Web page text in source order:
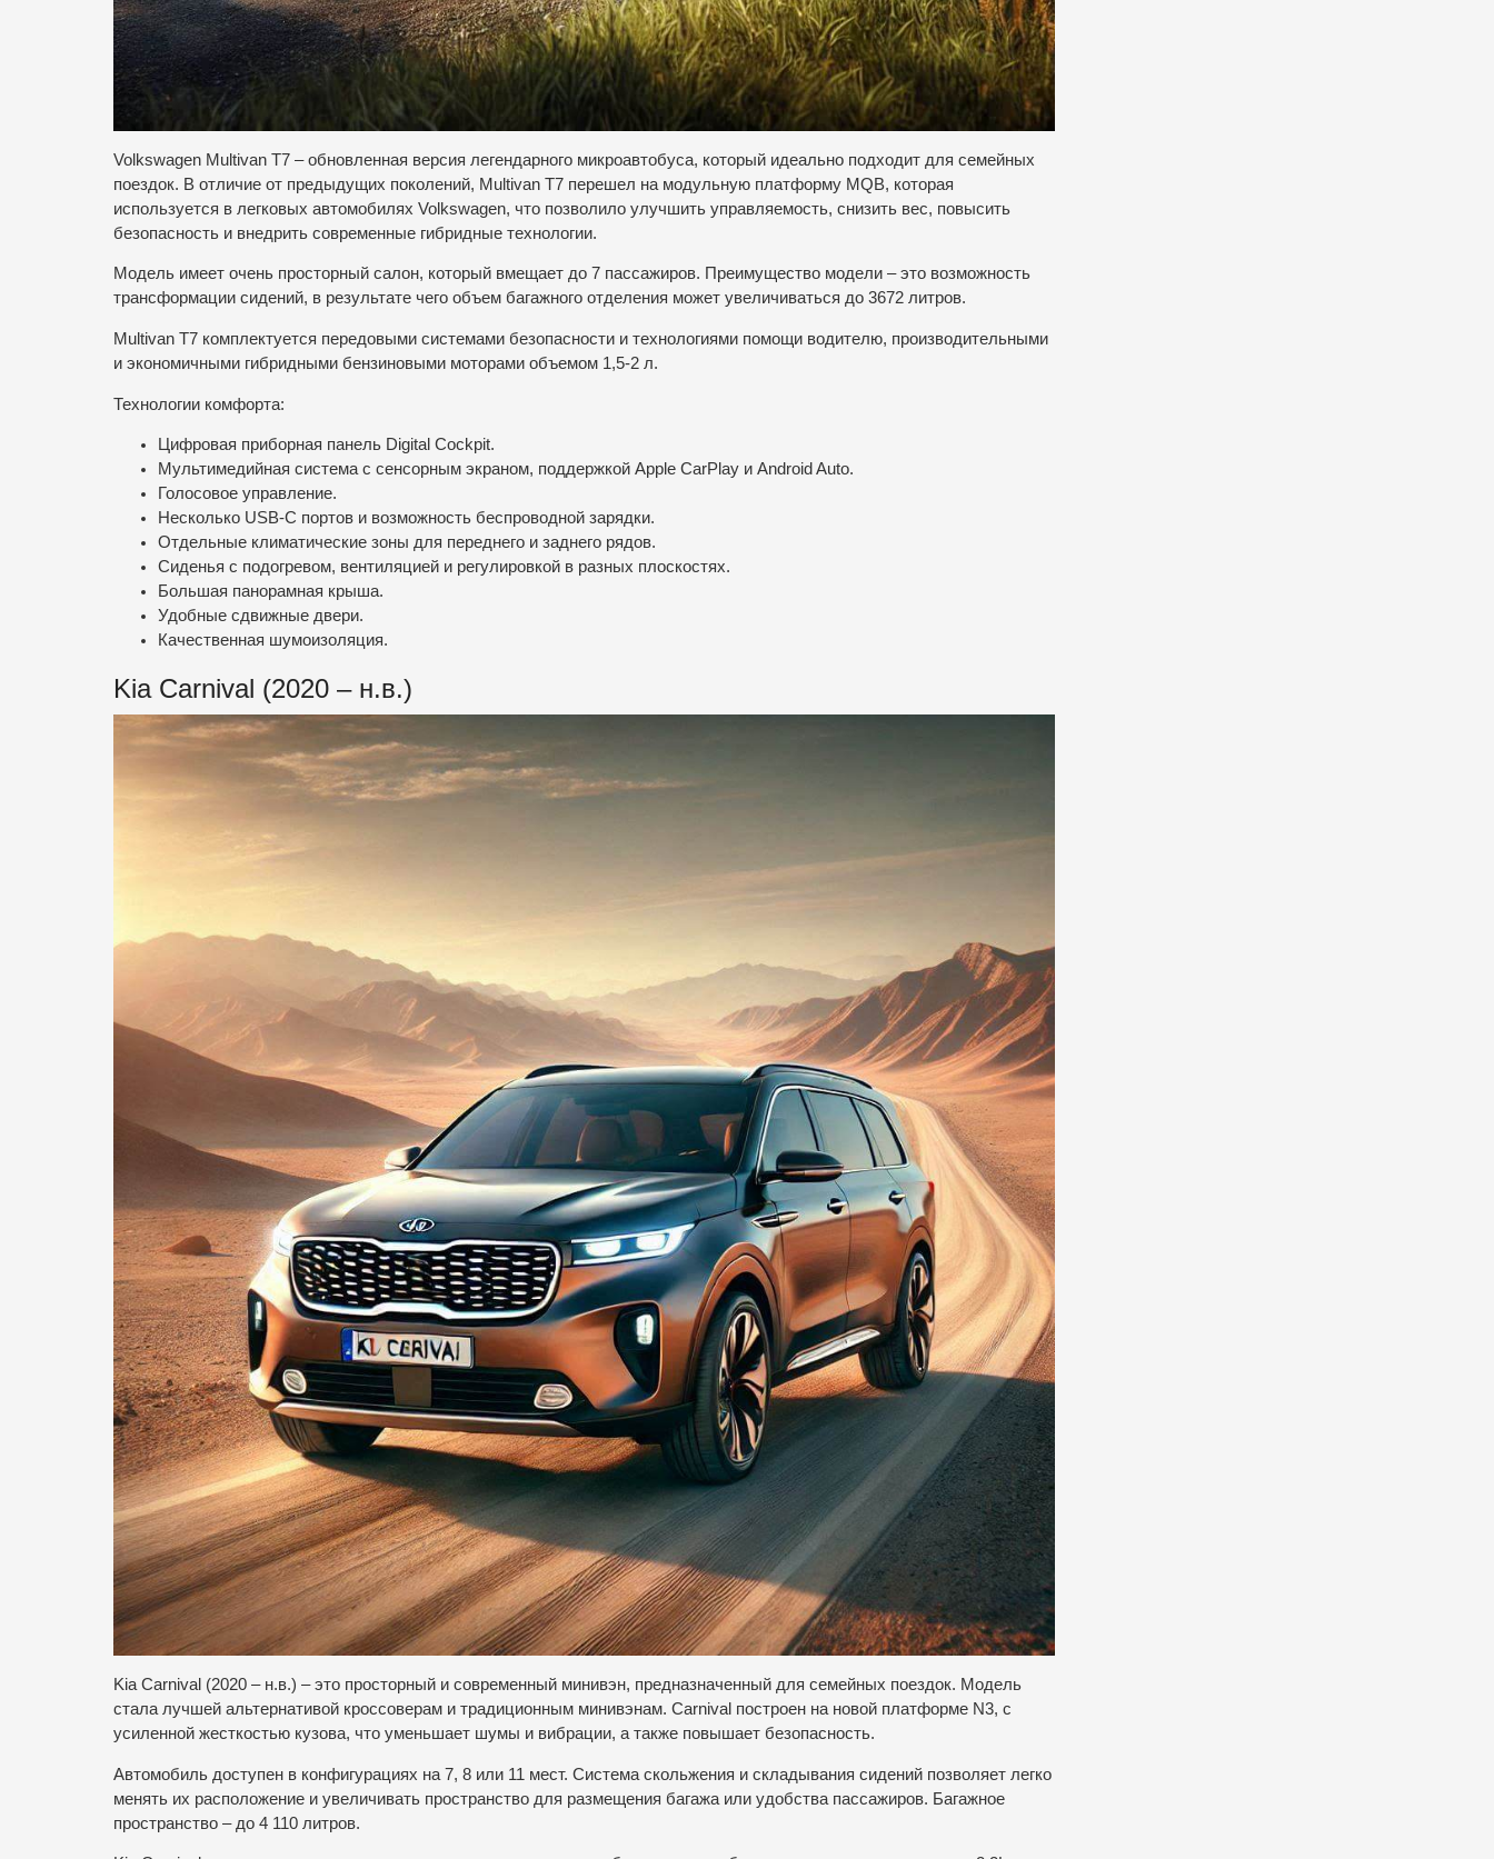
Volkswagen Multivan T7 – обновленная версия легендарного микроавтобуса, который идеально подходит для семейных
поездок. В отличие от предыдущих поколений, Multivan T7 перешел на модульную платформу MQB, которая
используется в легковых автомобилях Volkswagen, что позволило улучшить управляемость, снизить вес, повысить
безопасность и внедрить современные гибридные технологии.
Модель имеет очень просторный салон, который вмещает до 7 пассажиров. Преимущество модели – это возможность
трансформации сидений, в результате чего объем багажного отделения может увеличиваться до 3672 литров.
Multivan T7 комплектуется передовыми системами безопасности и технологиями помощи водителю, производительными
и экономичными гибридными бензиновыми моторами объемом 1,5-2 л.
Технологии комфорта:
Цифровая приборная панель Digital Cockpit.
Мультимедийная система с сенсорным экраном, поддержкой Apple CarPlay и Android Auto.
Голосовое управление.
Несколько USB-C портов и возможность беспроводной зарядки.
Отдельные климатические зоны для переднего и заднего рядов.
Сиденья с подогревом, вентиляцией и регулировкой в разных плоскостях.
Большая панорамная крыша.
Удобные сдвижные двери.
Качественная шумоизоляция.
Kia Carnival (2020 – н.в.)
Kia Carnival (2020 – н.в.) – это просторный и современный минивэн, предназначенный для семейных поездок. Модель
стала лучшей альтернативой кроссоверам и традиционным минивэнам. Carnival построен на новой платформе N3, с
усиленной жесткостью кузова, что уменьшает шумы и вибрации, а также повышает безопасность.
Автомобиль доступен в конфигурациях на 7, 8 или 11 мест. Система скольжения и складывания сидений позволяет легко
менять их расположение и увеличивать пространство для размещения багажа или удобства пассажиров. Багажное
пространство – до 4 110 литров.